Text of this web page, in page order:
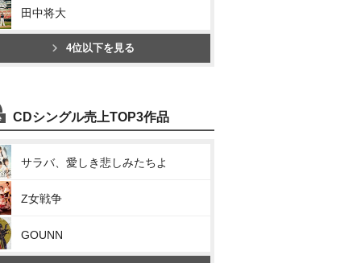
田中将大
4位以下を見る
CDシングル売上TOP3作品
サラバ、愛しき悲しみたちよ
Z女戦争
GOUNN